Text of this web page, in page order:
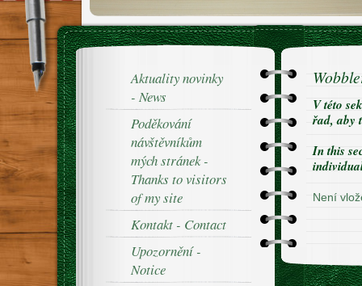
V této
řad, aby
In this
Není
Aktuality novinky
- News
Poděkování
návštěvníkům
mých stránek -
Thanks to visitors
of my site
Kontakt - Contact
Upozornění -
Notice